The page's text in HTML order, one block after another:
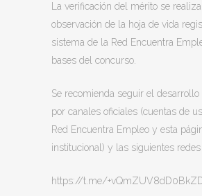
La verificación del mérito se
observación de la hoja de vida
sistema de la Red Encuentra
bases del concurso.
Se recomienda seguir el
por canales oficiales (cuentas de
Red Encuentra Empleo y esta
institucional) y las siguientes redes
https://t.me/